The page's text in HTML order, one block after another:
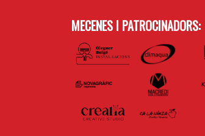
MECENES I PATROCINADORS: